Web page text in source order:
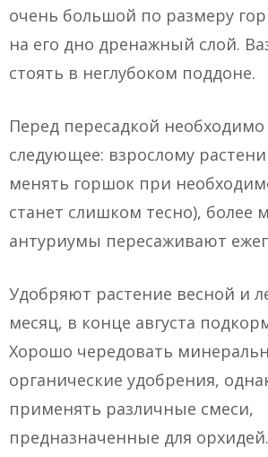
очень большой по размеру
на его дно дренажный слой.
стоять в неглубоком поддоне.
Перед пересадкой необходимо
следующее: взрослому
менять горшок при
станет слишком тесно), более
антуриумы пересаживают
Удобряют растение весной и
месяц, в конце августа
Хорошо чередовать
органические удобрения,
применять различные смеси,
предназначенные для орхидей.